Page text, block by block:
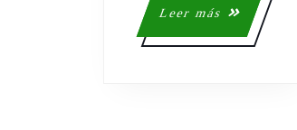
Leer más
Leer
más